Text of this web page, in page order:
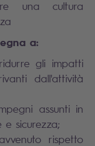
una cultura
a:
gli impatti
dall'attività
assunti in
e sicurezza;
rispetto